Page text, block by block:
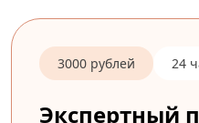
3000 рублей 24
Экспертный